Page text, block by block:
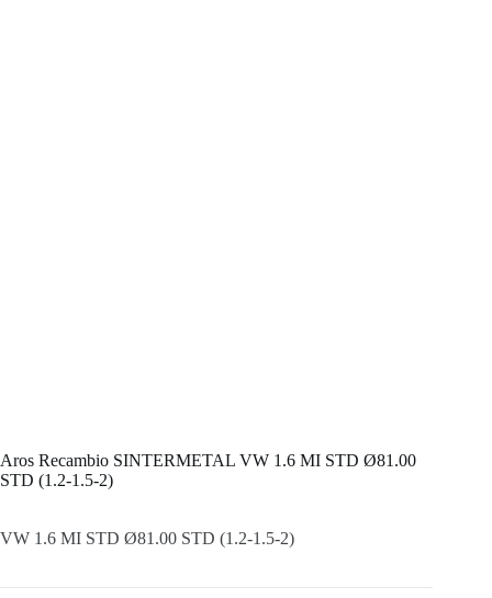
Aros Recambio SINTERMETAL VW 1.6 MI STD Ø81.00
STD (1.2-1.5-2)
VW 1.6 MI STD Ø81.00 STD (1.2-1.5-2)